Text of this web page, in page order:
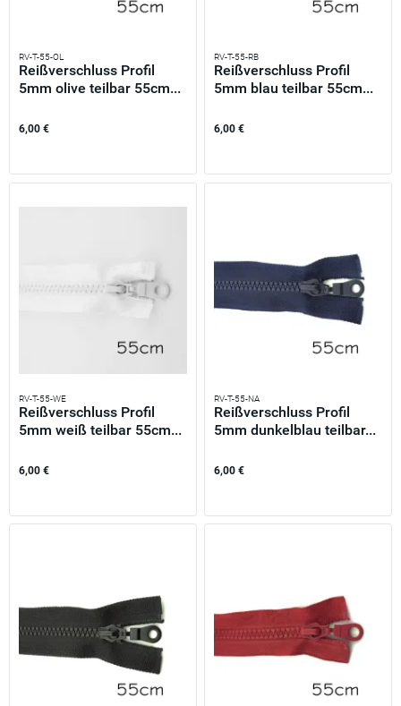
RV-T-55-OL
Reißverschluss Profil
5mm olive teilbar 55cm...
6,00 €
RV-T-55-RB
Reißverschluss Profil
5mm blau teilbar 55cm...
6,00 €
RV-T-55-WE
Reißverschluss Profil
5mm weiß teilbar 55cm...
6,00 €
RV-T-55-NA
Reißverschluss Profil
5mm dunkelblau teilbar...
6,00 €